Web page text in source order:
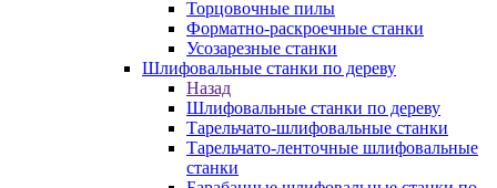
Торцовочные пилы
Форматно-раскроечные станки
Усозарезные станки
Шлифовальные станки по дереву
Назад
Шлифовальные станки по дереву
Тарельчато-шлифовальные станки
Тарельчато-ленточные шлифовальные
станки